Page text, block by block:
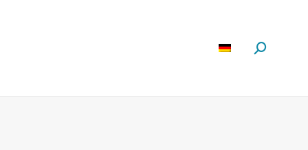
Suchen: